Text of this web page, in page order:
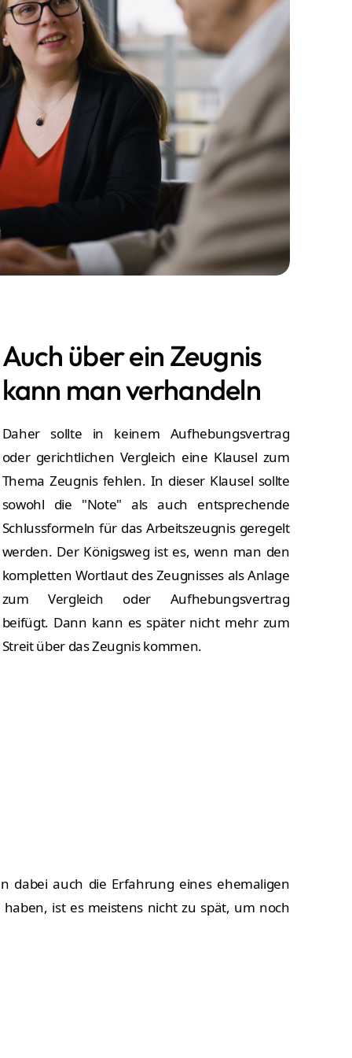
Auch über ein Zeugnis
kann man verhandeln
Daher sollte in keinem Aufhebungsvertrag
oder gerichtlichen Vergleich eine Klausel zum
Thema Zeugnis fehlen. In dieser Klausel sollte
sowohl die "Note" als auch entsprechende
Schlussformeln für das Arbeitszeugnis geregelt
werden. Der Königsweg ist es, wenn man den
kompletten Wortlaut des Zeugnisses als Anlage
zum Vergleich oder Aufhebungsvertrag
beifügt. Dann kann es später nicht mehr zum
Streit über das Zeugnis kommen.
dabei auch die Erfahrung eines ehemaligen
ist es meistens nicht zu spät, um noch